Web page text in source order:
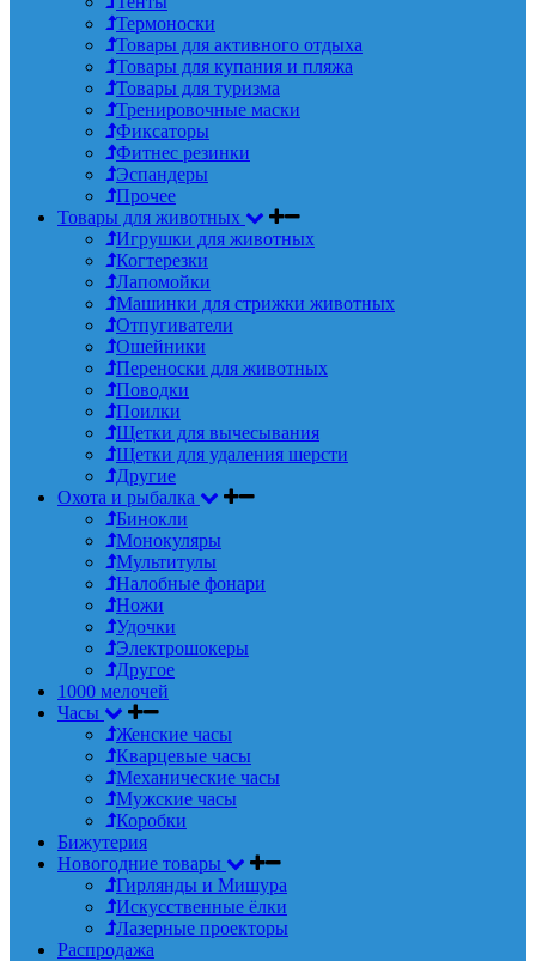
Термоноски
Товары для активного отдыха
Товары для купания и пляжа
Товары для туризма
Тренировочные маски
Фиксаторы
Фитнес резинки
Эспандеры
Прочее
Товары для животных
Игрушки для животных
Когтерезки
Лапомойки
Машинки для стрижки животных
Отпугиватели
Ошейники
Переноски для животных
Поводки
Поилки
Щетки для вычесывания
Щетки для удаления шерсти
Другие
Охота и рыбалка
Бинокли
Монокуляры
Мультитулы
Налобные фонари
Ножи
Удочки
Электрошокеры
Другое
1000 мелочей
Часы
Женские часы
Кварцевые часы
Механические часы
Мужские часы
Коробки
Бижутерия
Новогодние товары
Гирлянды и Мишура
Искусственные ёлки
Лазерные проекторы
Распродажа